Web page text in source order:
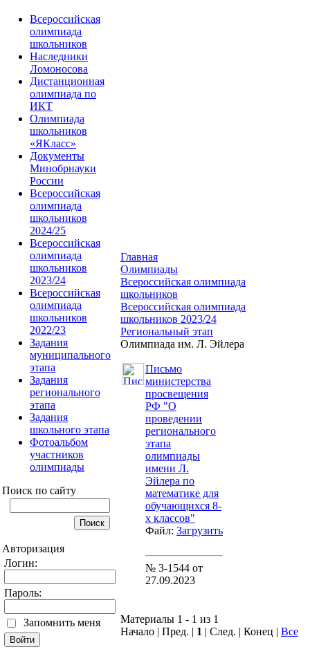
Всероссийская
олимпиада
школьников
Наследники
Ломоносова
Дистанционная
олимпиада по
ИКТ
Олимпиада
школьников
«ЯКласс»
Документы
Минобрнауки
России
Всероссийская
олимпиада
школьников
2024/25
Всероссийская
олимпиада
школьников
2023/24
Всероссийская
олимпиада
школьников
2022/23
Задания
муниципального
этапа
Задания
регионального
этапа
Задания
школьного этапа
Фотоальбом
участников
олимпиады
Поиск по сайту
Авторизация
Логин:
Пароль:
Запомнить меня
Главная
Олимпиады
Всероссийская олимпиада
школьников
Всероссийская олимпиада
школьников 2023/24
Региональный этап
Олимпиада им. Л. Эйлера
Письмо
министерства
просвещения
РФ "О
проведении
регионального
этапа
олимпиады
имени Л.
Эйлера по
математике для
обучающихся 8-
х классов"
Файл: Загрузить
№ 3-1544 от
27.09.2023
Материалы 1 - 1 из 1
Начало | Пред. | 1 | След. | Конец | Все